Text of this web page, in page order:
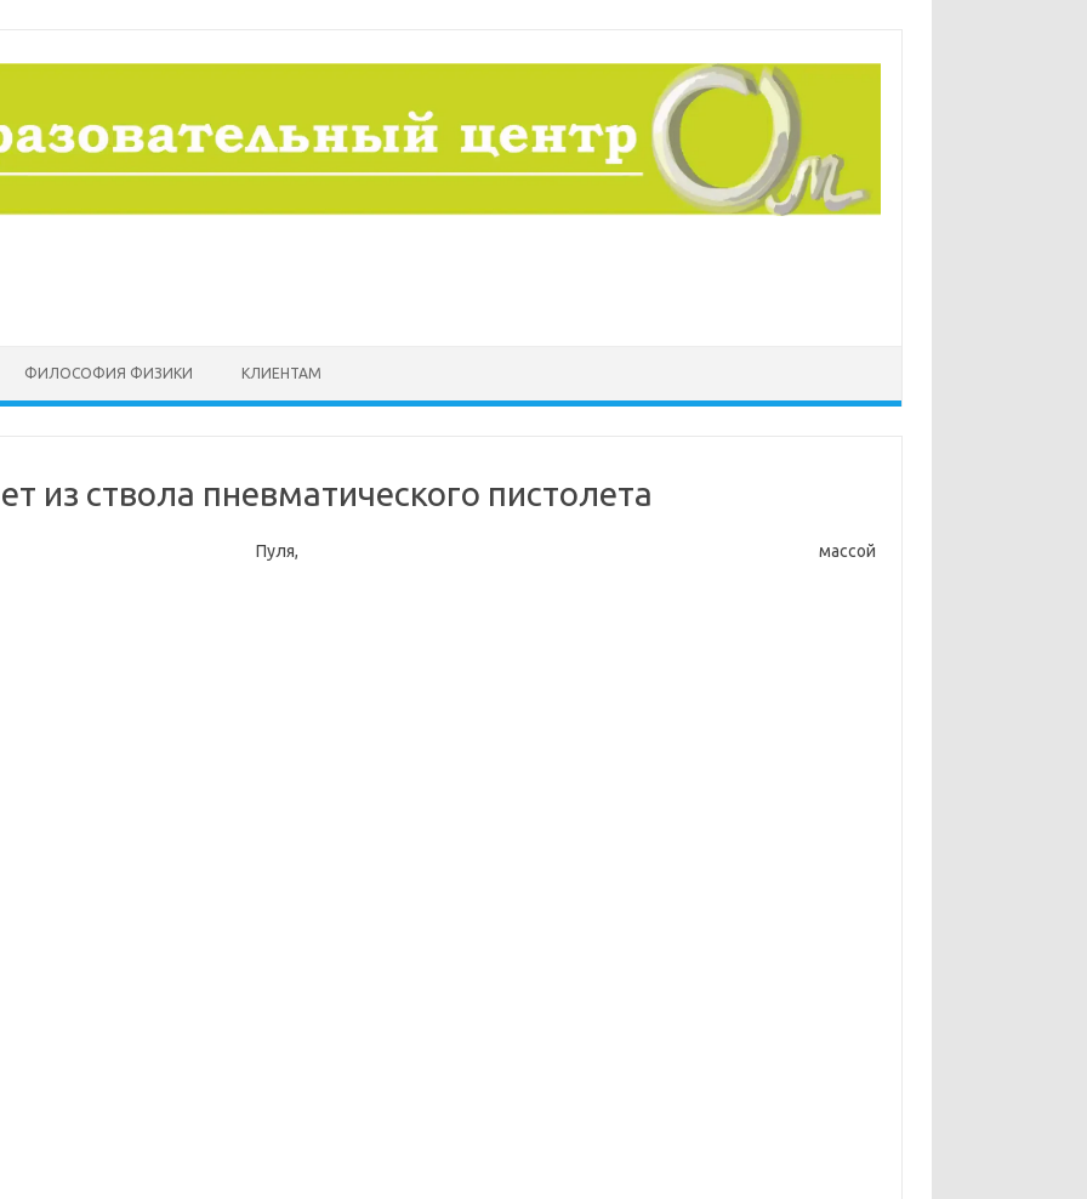
ФИЛОСОФИЯ ФИЗИКИ КЛИЕНТАМ
из ствола пневматического пистолета
Пуля, массой